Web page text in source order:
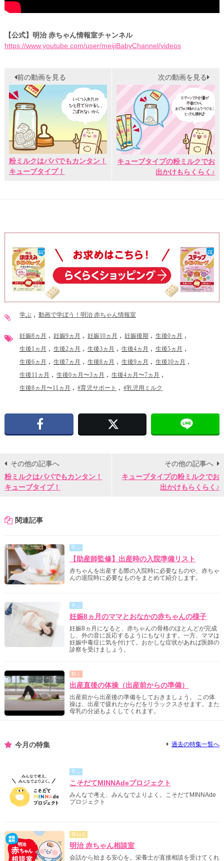
【公式】明治 赤ちゃん情報室チャンネル
https://www.youtube.com/user/meijiBabyChannel/videos
前の動画を見る
粉ミルクはパパでもカンタン！
キューブタイプ！
次の動画を見る
キューブタイプの粉ミルクでお
出かけもらくらく♪
学ぶ 動画で学ぼう！明治 赤ちゃん情報室
妊娠8ヵ月 妊娠9ヵ月 妊娠10ヵ月 妊娠後期 生後0ヵ月
生後1ヵ月 生後2ヵ月 生後3ヵ月 生後4ヵ月 生後5ヵ月
生後6ヵ月 生後7ヵ月 生後8ヵ月 生後9ヵ月 生後10ヵ月
生後11ヵ月 生後0ヵ月〜3ヵ月 生後4ヵ月〜7ヵ月
生後8ヵ月〜11ヵ月 #育児サポート #乳児用ミルク
その他の記事へ
粉ミルクはパパでもカンタン！
キューブタイプ！
その他の記事へ
キューブタイプの粉ミルクでお
出かけもらくらく♪
関連記事
学ぶ
【助産師監修】出産時の入院準備リスト
赤ちゃんを出産する際の入院時に必要なものや、赤ちゃ
んの退院時に必要なものをまとめて紹介します。
学ぶ
妊娠8ヵ月のママとおなかの赤ちゃんの様子
妊娠8ヵ月になると、赤ちゃんの骨格のほとんどが完成
し、外の音に反応するようにもなります。一方、ママは
妊娠中毒症に気を付けて。おかしな症状があれば医師の
診察を受けましょう。
動く
出産直後の体操（出産前からの準備）
出産前から出産後の準備をしておきましょう。 この体
操は、出産で疲れたからだをリラックスさせます。また
母乳の分泌もよくしてくれます。
今月の特集 過去の特集一覧へ
学ぶ
こそだてMINNAdeプロジェクト
みんなで考え、みんなでよりよく。こそだてMINNAde
プロジェクト
尋ねる
明治 赤ちゃん相談室
会話から始まる安心を。栄養士が直接相談を受けてくれ